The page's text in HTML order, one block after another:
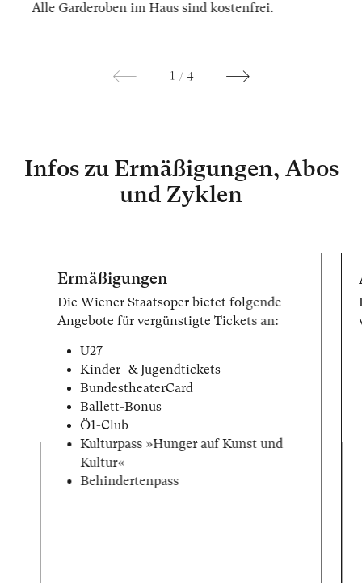
Alle Gar­der­oben im Haus sind kos­ten­frei.
1 / 4
Infos zu Ermäßigungen, Abos
und Zyklen
Ermäßigungen
Die Wiener Staatsoper bietet folgende
Angebote für vergünstigte Tickets an:
U27
Kinder- & Jugendtickets
BundestheaterCard
Ballett-Bonus
Ö1-Club
Kulturpass »Hunger auf Kunst und
Kultur«
Behindertenpass